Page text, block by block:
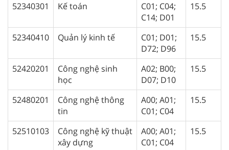
52340301 Kế toán
C01; C04;
C14; D01
15.5
52340410 Quản lý kinh tế
C01; D01;
D72; D96
15.5
52420201
Công nghệ sinh
học
A02; B00;
D07; D10
15.5
52480201
Công nghệ thông
tin
A00; A01;
C01; C04
15.5
52510103
Công nghệ kỹ thuật
xây dựng
A00; A01;
C01; C04
15.5